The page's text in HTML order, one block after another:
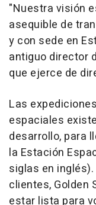
"Nuestra visión
asequible de
y con sede en
antiguo director
que ejerce de
Las
espaciales
desarrollo, para
la Estación
siglas en
clientes, Golden
estar lista para